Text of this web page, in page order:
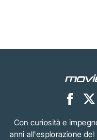
Con curiosità e
anni all'esplorazione